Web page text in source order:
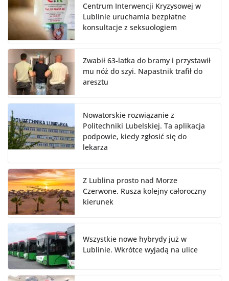
Centrum Interwencji Kryzysowej w
Lublinie uruchamia bezpłatne
konsultacje z seksuologiem
Zwabił 63-latka do bramy i przystawił
mu nóż do szyi. Napastnik trafił do
aresztu
Nowatorskie rozwiązanie z
Politechniki Lubelskiej. Ta aplikacja
podpowie, kiedy zgłosić się do
lekarza
Z Lublina prosto nad Morze
Czerwone. Rusza kolejny całoroczny
kierunek
Wszystkie nowe hybrydy już w
Lublinie. Wkrótce wyjadą na ulice